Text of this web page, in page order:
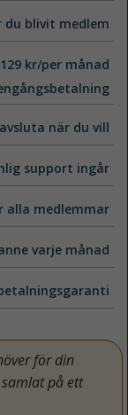
blivit medlem
129 kr/per månad
när du vill
support ingår
alla medlemmar
varje månad
för din
på ett
ska
så